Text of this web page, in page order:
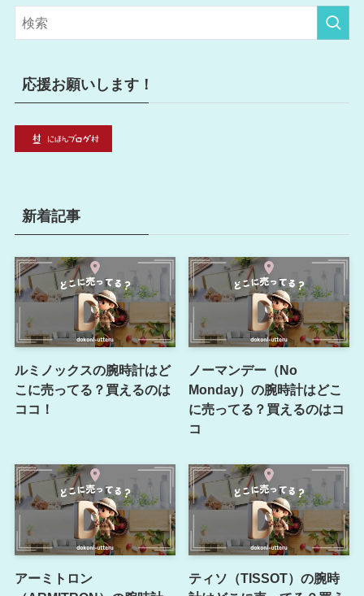
リ
ー
応援お願いします！
新着記事
ルミノックスの腕時計はど
こに売ってる？買えるのは
ココ！
ノーマンデー（No
Monday）の腕時計はどこ
に売ってる？買えるのはコ
コ
アーミトロン
ティソ（TISSOT）の腕時